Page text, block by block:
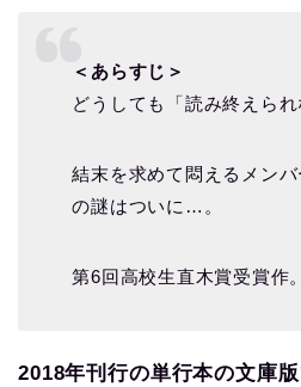
＜あらすじ＞
どうしても「読み終えられ
結末を求めて悶えるメン
の謎はついに…。
第6回高校生直木賞受賞作。
2018年刊行の単行本の文庫版